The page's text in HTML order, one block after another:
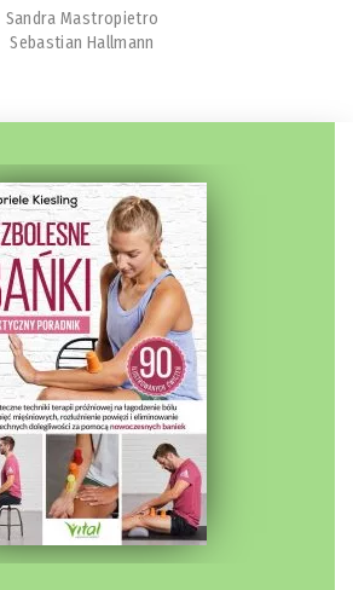
Sandra Mastropietro
Sebastian Hallmann